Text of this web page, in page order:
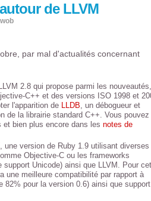
de LLVM
par mal d'actualités concernant
2.8 qui propose parmi les nouveautés,
C++ et des versions ISO 1998 et
l'apparition de LLDB, un débogueur et
de la librairie standard C++. Vous pouvez
et bien plus encore dans les notes de
, une version de Ruby 1.9 utilisant diverses
Objective-C ou les frameworks
support Unicode) ainsi que LLVM. Pour
une meilleure compatibilité par rapport à
82% pour la version 0.6) ainsi que support